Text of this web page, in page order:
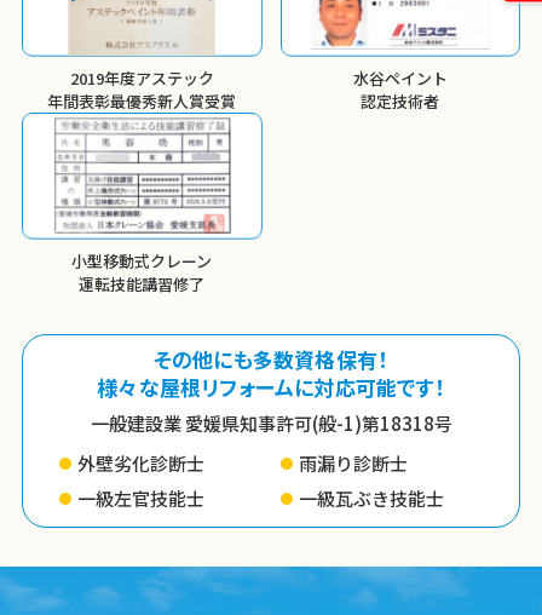
2019年度アステック
年間表彰最優秀新人賞受賞
水谷ペイント
認定技術者
小型移動式クレーン
運転技能講習修了
その他にも多数資格保有！
様々な屋根リフォームに対応可能です！
一般建設業 愛媛県知事許可(般-1)第18318号
外壁劣化診断士
雨漏り診断士
一級左官技能士
一級瓦ぶき技能士